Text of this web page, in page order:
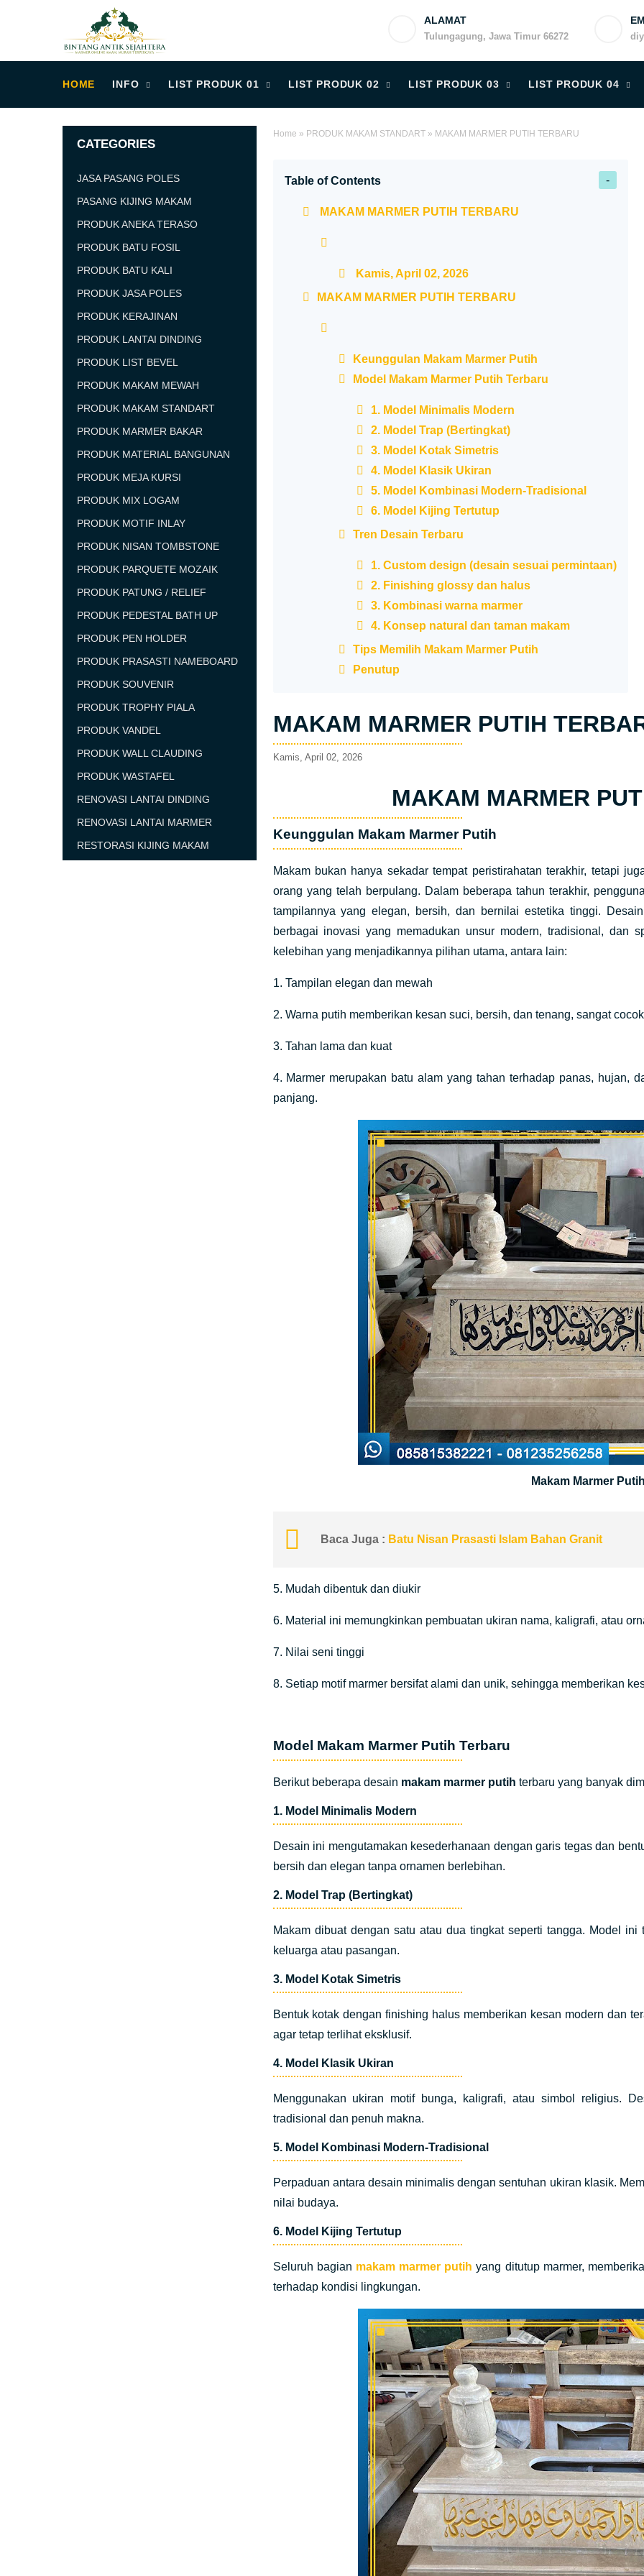
ALAMAT
Tulungagung, Jawa Timur 66272
HOME INFO LIST PRODUK 01 LIST PRODUK 02 LIST PRODUK 03 LIST PRODUK 04
Home » PRODUK MAKAM STANDART» MAKAM MARMER PUTIH TERBARU
Table of Contents
MAKAM MARMER PUTIH TERBARU
Kamis, April 02, 2026
MAKAM MARMER PUTIH TERBARU
Keunggulan Makam Marmer Putih
Model Makam Marmer Putih Terbaru
1. Model Minimalis Modern
2. Model Trap (Bertingkat)
3. Model Kotak Simetris
4. Model Klasik Ukiran
5. Model Kombinasi Modern-Tradisional
6. Model Kijing Tertutup
Tren Desain Terbaru
1. Custom design (desain sesuai permintaan)
2. Finishing glossy dan halus
3. Kombinasi warna marmer
4. Konsep natural dan taman makam
Tips Memilih Makam Marmer Putih
Penutup
MAKAM MARMER PUTIH
Kamis, April 02, 2026
MAKAM MARMER
Keunggulan Makam Marmer Putih
Makam bukan hanya sekadar tempat peristirahatan terakhir, tetapi
orang yang telah berpulang. Dalam beberapa tahun terakhir,
tampilannya yang elegan, bersih, dan bernilai estetika tinggi.
berbagai inovasi yang memadukan unsur modern, tradisional, dan
kelebihan yang menjadikannya pilihan utama, antara lain:
1. Tampilan elegan dan mewah
2. Warna putih memberikan kesan suci, bersih, dan tenang, sangat
3. Tahan lama dan kuat
4. Marmer merupakan batu alam yang tahan terhadap panas, hujan,
panjang.
Makam Marmer
Baca Juga : Batu Nisan Prasasti Islam Bahan Granit
5. Mudah dibentuk dan diukir
6. Material ini memungkinkan pembuatan ukiran nama, kaligrafi, atau
7. Nilai seni tinggi
8. Setiap motif marmer bersifat alami dan unik, sehingga memberikan
Model Makam Marmer Putih Terbaru
Berikut beberapa desain makam marmer putih terbaru yang banyak
1. Model Minimalis Modern
Desain ini mengutamakan kesederhanaan dengan garis tegas dan
bersih dan elegan tanpa ornamen berlebihan.
2. Model Trap (Bertingkat)
Makam dibuat dengan satu atau dua tingkat seperti tangga. Model
keluarga atau pasangan.
3. Model Kotak Simetris
Bentuk kotak dengan finishing halus memberikan kesan modern dan
agar tetap terlihat eksklusif.
4. Model Klasik Ukiran
Menggunakan ukiran motif bunga, kaligrafi, atau simbol religius.
tradisional dan penuh makna.
5. Model Kombinasi Modern-Tradisional
Perpaduan antara desain minimalis dengan sentuhan ukiran klasik.
nilai budaya.
6. Model Kijing Tertutup
Seluruh bagian makam marmer putih yang ditutup marmer,
terhadap kondisi lingkungan.
CATEGORIES
JASA PASANG POLES
PASANG KIJING MAKAM
PRODUK ANEKA TERASO
PRODUK BATU FOSIL
PRODUK BATU KALI
PRODUK JASA POLES
PRODUK KERAJINAN
PRODUK LANTAI DINDING
PRODUK LIST BEVEL
PRODUK MAKAM MEWAH
PRODUK MAKAM STANDART
PRODUK MARMER BAKAR
PRODUK MATERIAL BANGUNAN
PRODUK MEJA KURSI
PRODUK MIX LOGAM
PRODUK MOTIF INLAY
PRODUK NISAN TOMBSTONE
PRODUK PARQUETE MOZAIK
PRODUK PATUNG / RELIEF
PRODUK PEDESTAL BATH UP
PRODUK PEN HOLDER
PRODUK PRASASTI NAMEBOARD
PRODUK SOUVENIR
PRODUK TROPHY PIALA
PRODUK VANDEL
PRODUK WALL CLAUDING
PRODUK WASTAFEL
RENOVASI LANTAI DINDING
RENOVASI LANTAI MARMER
RESTORASI KIJING MAKAM